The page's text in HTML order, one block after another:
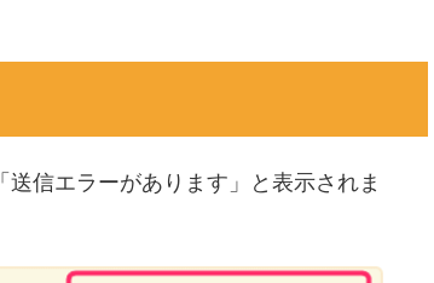
信エラーがあります」と表示されま